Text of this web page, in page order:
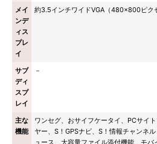
メイ
ンデ
ィス
プレ
イ
約3.5インチワイドVGA（480×800ピク
サブ
ディ
スプ
レイ
－
主な
機能
ワンセグ、おサイフケータイ、PCサイ
ヤー、S！GPSナビ、S！情報チャンネ
ュース、大容量ファイル添付機能、モ